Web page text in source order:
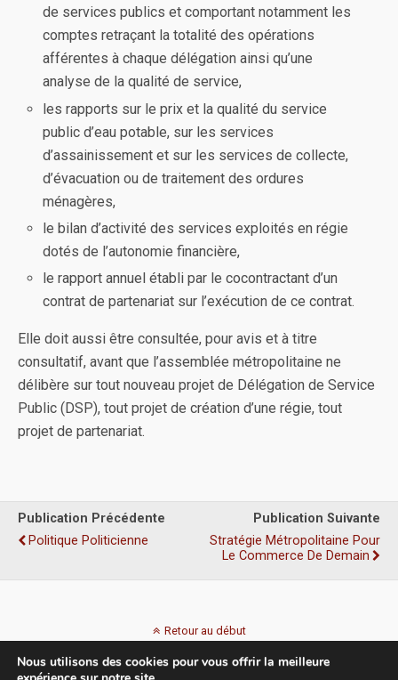
de services publics et comportant notamment les
comptes retraçant la totalité des opérations
afférentes à chaque délégation ainsi qu’une
analyse de la qualité de service,
les rapports sur le prix et la qualité du service
public d’eau potable, sur les services
d’assainissement et sur les services de collecte,
d’évacuation ou de traitement des ordures
ménagères,
le bilan d’activité des services exploités en régie
dotés de l’autonomie financière,
le rapport annuel établi par le cocontractant d’un
contrat de partenariat sur l’exécution de ce contrat.
Elle doit aussi être consultée, pour avis et à titre
consultatif, avant que l’assemblée métropolitaine ne
délibère sur tout nouveau projet de Délégation de Service
Public (DSP), tout projet de création d’une régie, tout
projet de partenariat.
Publication Précédente
Politique Politicienne
Publication Suivante
Stratégie Métropolitaine Pour
Le Commerce De Demain
Retour au début
Mobile
Nous utilisons des cookies pour vous offrir la meilleure